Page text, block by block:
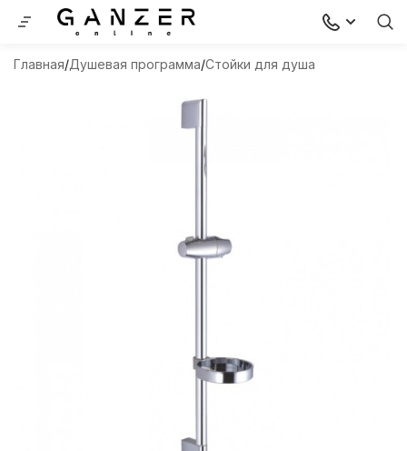
Главная Душевая программа Стойки для душа